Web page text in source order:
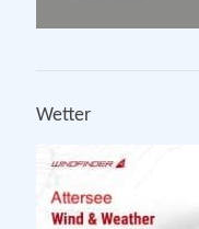
Wetter